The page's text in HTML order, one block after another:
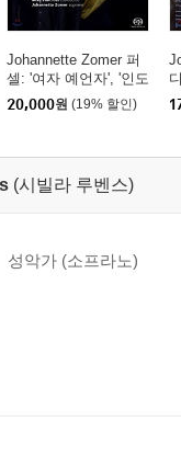
Johannette Zomer 퍼
셀: '여자 예언자', '인도
여왕', '아더 왕', '요정
여왕' 중 성악, 기악 작
ny While The Swans C
20,000원 (19% 할인)
-
(시빌라 루벤스)
성악가 (소프라노)